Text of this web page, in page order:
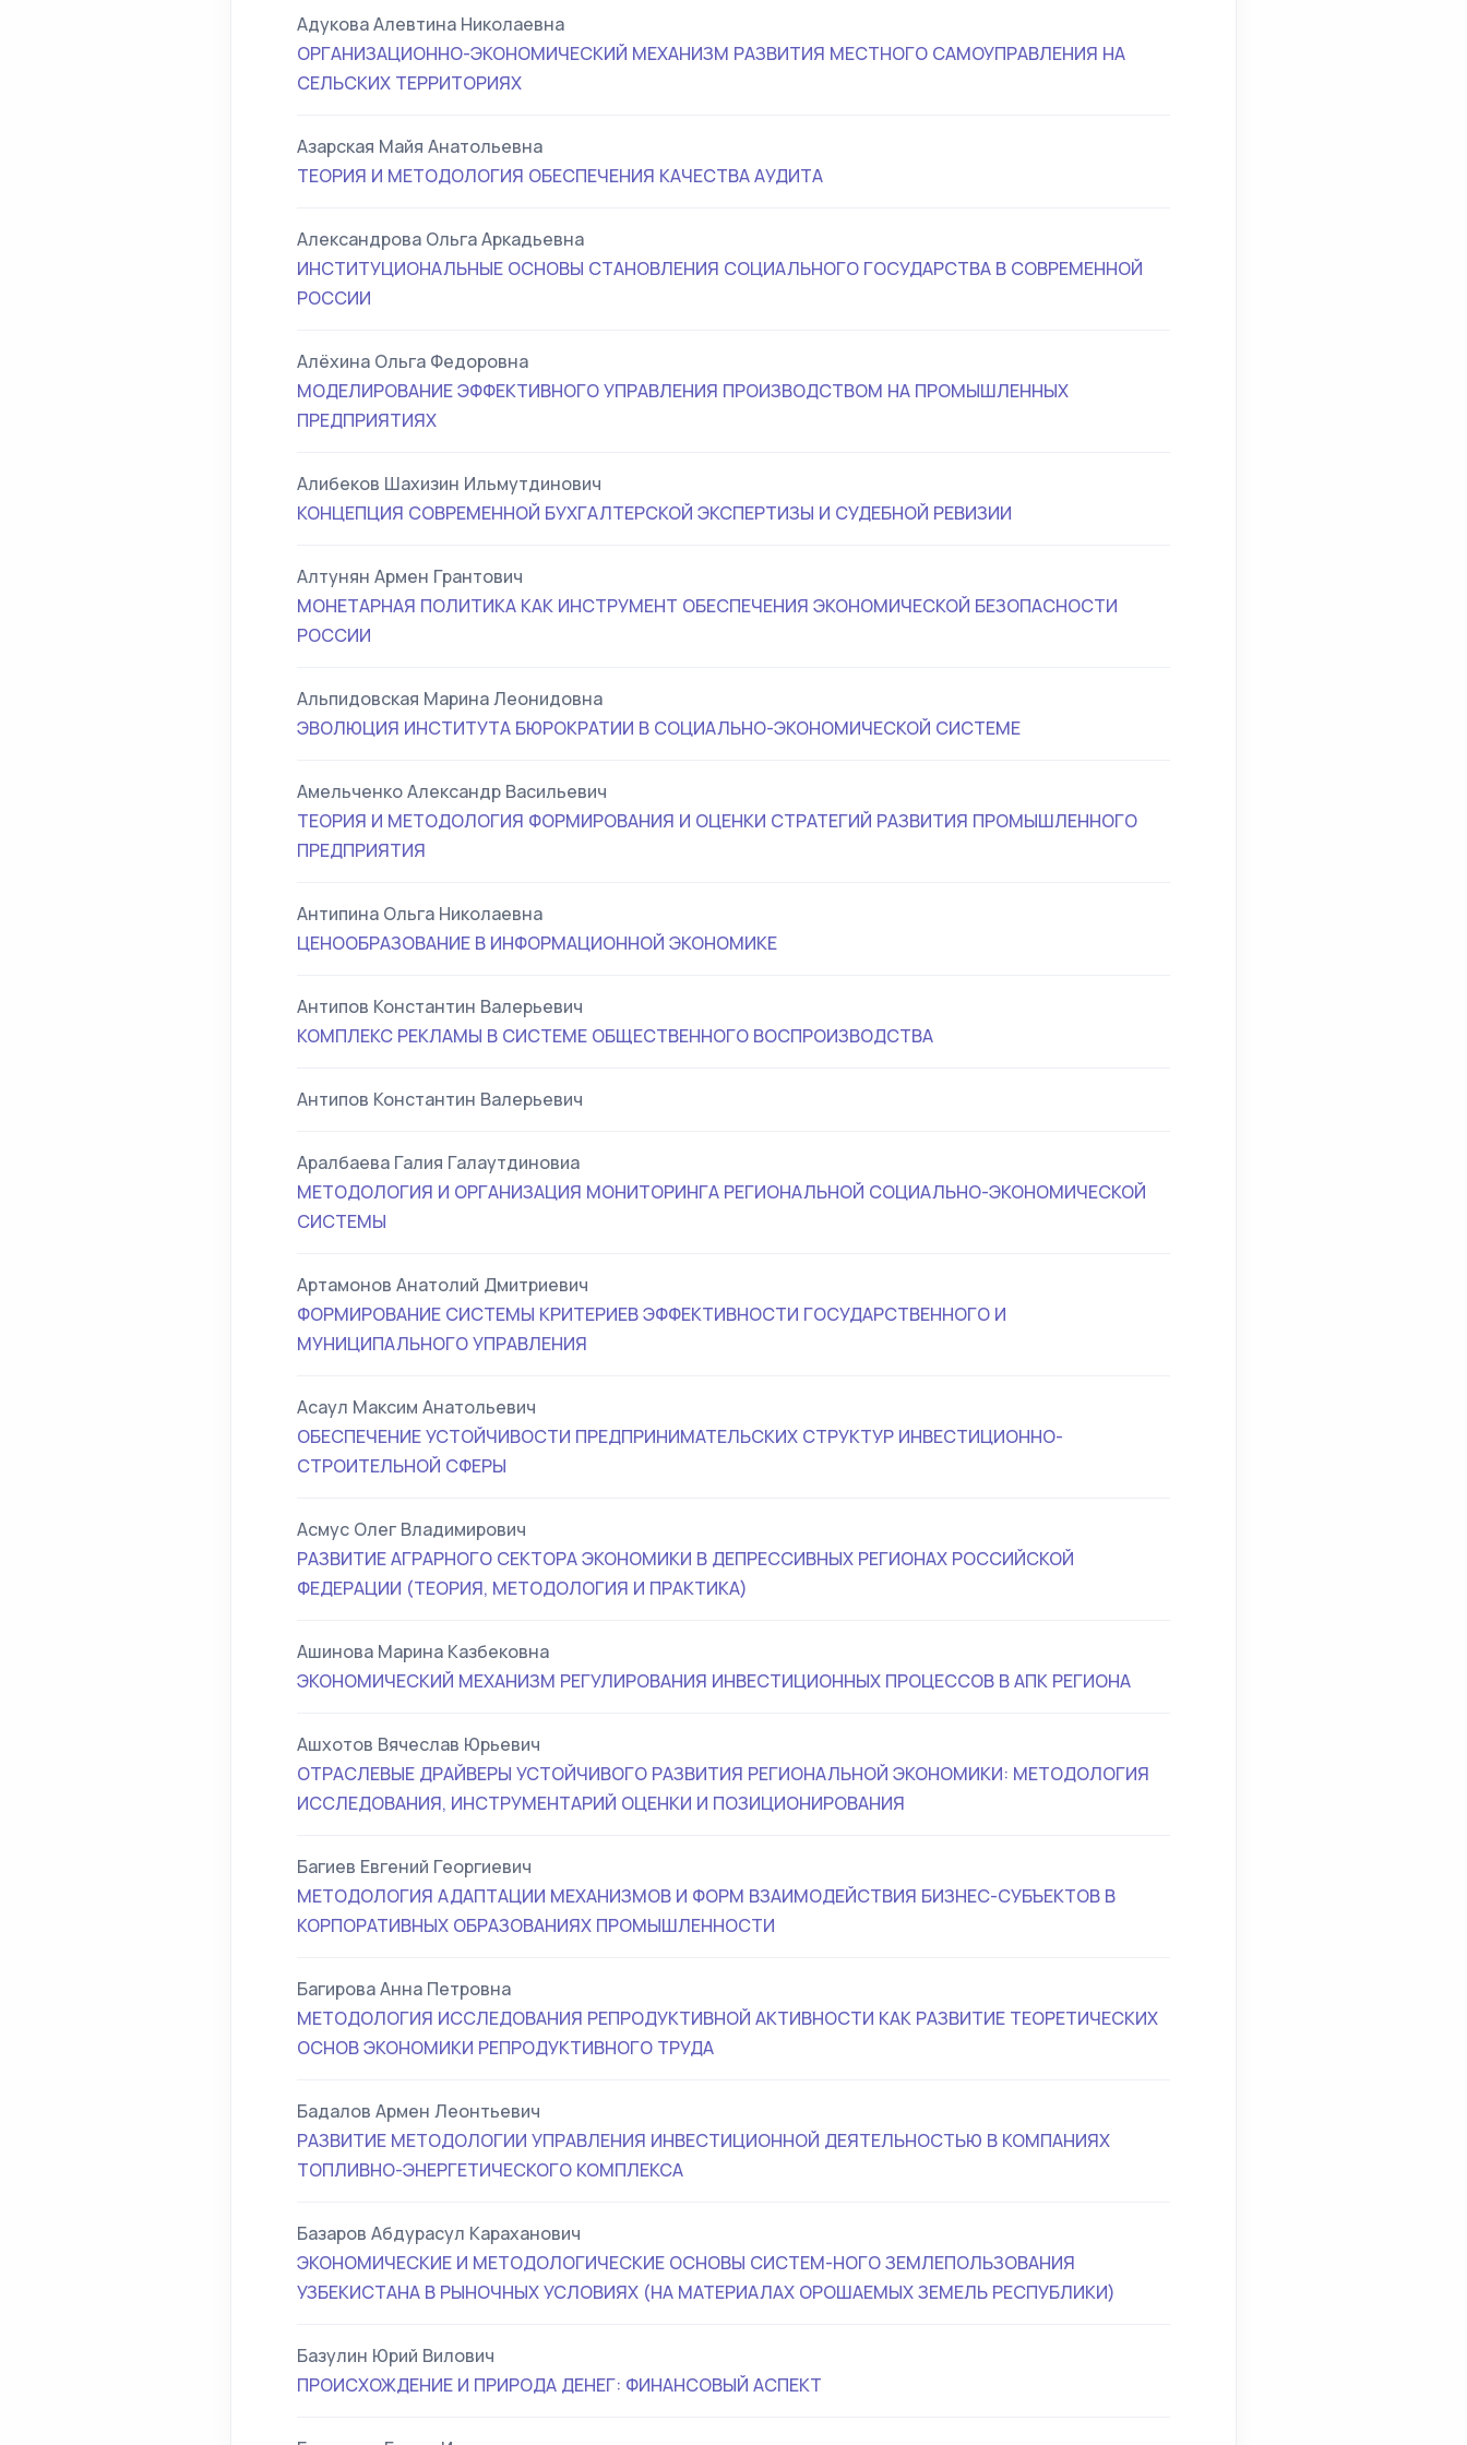
Адукова Алевтина Николаевна
ОРГАНИЗАЦИОННО-ЭКОНОМИЧЕСКИЙ МЕХАНИЗМ РАЗВИТИЯ МЕСТНОГО САМОУПРАВЛЕНИЯ НА
СЕЛЬСКИХ ТЕРРИТОРИЯХ
Азарская Майя Анатольевна
ТЕОРИЯ И МЕТОДОЛОГИЯ ОБЕСПЕЧЕНИЯ КАЧЕСТВА АУДИТА
Александрова Ольга Аркадьевна
ИНСТИТУЦИОНАЛЬНЫЕ ОСНОВЫ СТАНОВЛЕНИЯ СОЦИАЛЬНОГО ГОСУДАРСТВА В СОВРЕМЕННОЙ
РОССИИ
Алёхина Ольга Федоровна
МОДЕЛИРОВАНИЕ ЭФФЕКТИВНОГО УПРАВЛЕНИЯ ПРОИЗВОДСТВОМ НА ПРОМЫШЛЕННЫХ
ПРЕДПРИЯТИЯХ
Алибеков Шахизин Ильмутдинович
КОНЦЕПЦИЯ СОВРЕМЕННОЙ БУХГАЛТЕРСКОЙ ЭКСПЕРТИЗЫ И СУДЕБНОЙ РЕВИЗИИ
Алтунян Армен Грантович
МОНЕТАРНАЯ ПОЛИТИКА КАК ИНСТРУМЕНТ ОБЕСПЕЧЕНИЯ ЭКОНОМИЧЕСКОЙ БЕЗОПАСНОСТИ
РОССИИ
Альпидовская Марина Леонидовна
ЭВОЛЮЦИЯ ИНСТИТУТА БЮРОКРАТИИ В СОЦИАЛЬНО-ЭКОНОМИЧЕСКОЙ СИСТЕМЕ
Амельченко Александр Васильевич
ТЕОРИЯ И МЕТОДОЛОГИЯ ФОРМИРОВАНИЯ И ОЦЕНКИ СТРАТЕГИЙ РАЗВИТИЯ ПРОМЫШЛЕННОГО
ПРЕДПРИЯТИЯ
Антипина Ольга Николаевна
ЦЕНООБРАЗОВАНИЕ В ИНФОРМАЦИОННОЙ ЭКОНОМИКЕ
Антипов Константин Валерьевич
КОМПЛЕКС РЕКЛАМЫ В СИСТЕМЕ ОБЩЕСТВЕННОГО ВОСПРОИЗВОДСТВА
Антипов Константин Валерьевич
Аралбаева Галия Галаутдиновиа
МЕТОДОЛОГИЯ И ОРГАНИЗАЦИЯ МОНИТОРИНГА РЕГИОНАЛЬНОЙ СОЦИАЛЬНО-ЭКОНОМИЧЕСКОЙ
СИСТЕМЫ
Артамонов Анатолий Дмитриевич
ФОРМИРОВАНИЕ СИСТЕМЫ КРИТЕРИЕВ ЭФФЕКТИВНОСТИ ГОСУДАРСТВЕННОГО И
МУНИЦИПАЛЬНОГО УПРАВЛЕНИЯ
Асаул Максим Анатольевич
ОБЕСПЕЧЕНИЕ УСТОЙЧИВОСТИ ПРЕДПРИНИМАТЕЛЬСКИХ СТРУКТУР ИНВЕСТИЦИОННО-
СТРОИТЕЛЬНОЙ СФЕРЫ
Асмус Олег Владимирович
РАЗВИТИЕ АГРАРНОГО СЕКТОРА ЭКОНОМИКИ В ДЕПРЕССИВНЫХ РЕГИОНАХ РОССИЙСКОЙ
ФЕДЕРАЦИИ (ТЕОРИЯ, МЕТОДОЛОГИЯ И ПРАКТИКА)
Ашинова Марина Казбековна
ЭКОНОМИЧЕСКИЙ МЕХАНИЗМ РЕГУЛИРОВАНИЯ ИНВЕСТИЦИОННЫХ ПРОЦЕССОВ В АПК РЕГИОНА
Ашхотов Вячеслав Юрьевич
ОТРАСЛЕВЫЕ ДРАЙВЕРЫ УСТОЙЧИВОГО РАЗВИТИЯ РЕГИОНАЛЬНОЙ ЭКОНОМИКИ: МЕТОДОЛОГИЯ
ИССЛЕДОВАНИЯ, ИНСТРУМЕНТАРИЙ ОЦЕНКИ И ПОЗИЦИОНИРОВАНИЯ
Багиев Евгений Георгиевич
МЕТОДОЛОГИЯ АДАПТАЦИИ МЕХАНИЗМОВ И ФОРМ ВЗАИМОДЕЙСТВИЯ БИЗНЕС-СУБЪЕКТОВ В
КОРПОРАТИВНЫХ ОБРАЗОВАНИЯХ ПРОМЫШЛЕННОСТИ
Багирова Анна Петровна
МЕТОДОЛОГИЯ ИССЛЕДОВАНИЯ РЕПРОДУКТИВНОЙ АКТИВНОСТИ КАК РАЗВИТИЕ ТЕОРЕТИЧЕСКИХ
ОСНОВ ЭКОНОМИКИ РЕПРОДУКТИВНОГО ТРУДА
Бадалов Армен Леонтьевич
РАЗВИТИЕ МЕТОДОЛОГИИ УПРАВЛЕНИЯ ИНВЕСТИЦИОННОЙ ДЕЯТЕЛЬНОСТЬЮ В КОМПАНИЯХ
ТОПЛИВНО-ЭНЕРГЕТИЧЕСКОГО КОМПЛЕКСА
Базаров Абдурасул Караханович
ЭКОНОМИЧЕСКИЕ И МЕТОДОЛОГИЧЕСКИЕ ОСНОВЫ СИСТЕМ-НОГО ЗЕМЛЕПОЛЬЗОВАНИЯ
УЗБЕКИСТАНА В РЫНОЧНЫХ УСЛОВИЯХ (НА МАТЕРИАЛАХ ОРОШАЕМЫХ ЗЕМЕЛЬ РЕСПУБЛИКИ)
Базулин Юрий Вилович
ПРОИСХОЖДЕНИЕ И ПРИРОДА ДЕНЕГ: ФИНАНСОВЫЙ АСПЕКТ